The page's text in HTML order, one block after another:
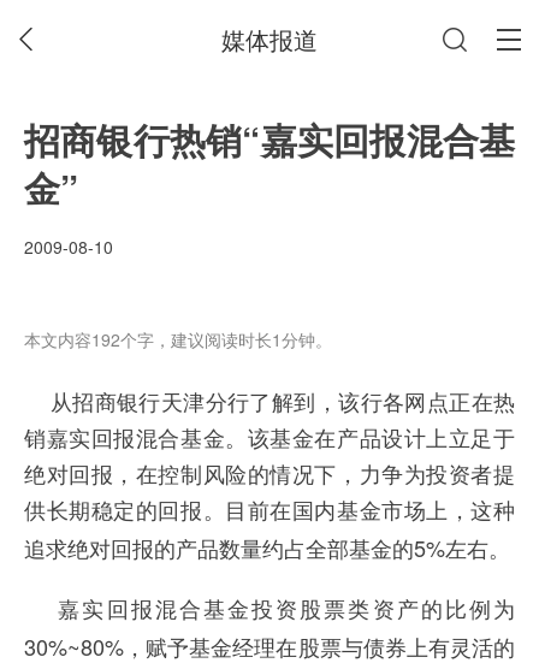
媒体报道
招商银行热销“嘉实回报混合基
金”
2009-08-10
本文内容192个字，建议阅读时长1分钟。
从招商银行天津分行了解到，该行各网点正在热
销嘉实回报混合基金。该基金在产品设计上立足于
绝对回报，在控制风险的情况下，力争为投资者提
供长期稳定的回报。目前在国内基金市场上，这种
追求绝对回报的产品数量约占全部基金的5%左右。
嘉实回报混合基金投资股票类资产的比例为
30%~80% ，赋予基金经理在股票与债券上有灵活的